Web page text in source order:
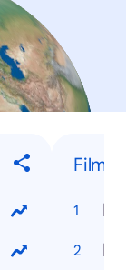
Filmy